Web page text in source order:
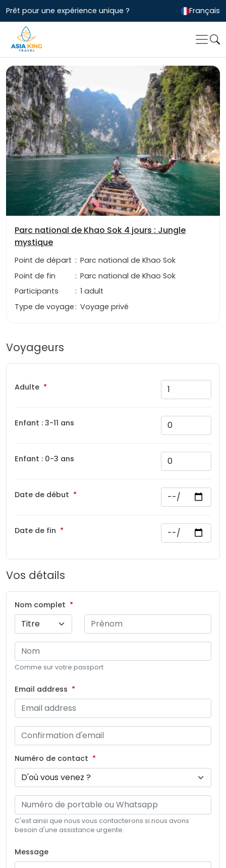
Prêt pour une expérience unique ? Français
Voyageurs
Adulte
Enfant : 3-11 ans
Enfant : 0-3 ans
Date de début
Date de fin
Vos détails
Nom complet
Comme sur votre passport
Email address
Numéro de contact
C'est ainsi que nous vous contacterons si nous avons
besoin d'une assistance urgente.
Message
Parc national de Khao Sok 4 jours : Jungle
mystique
Point de départ : Parc national de Khao Sok
Point de fin
: Parc national de Khao Sok
Participants
: 1 adult
Type de voyage: Voyage privé